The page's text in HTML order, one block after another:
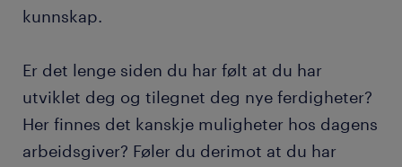
kunnskap.
Er det lenge siden du har følt at du har
utviklet deg og tilegnet deg nye ferdigheter?
Her finnes det kanskje muligheter hos dagens
arbeidsgiver? Føler du derimot at du har